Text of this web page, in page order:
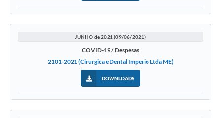
JUNHO de 2021 (09/06/2021)
COVID-19 / Despesas
2101-2021 (Cirurgica e Dental Imperio Ltda ME)
DOWNLOADS